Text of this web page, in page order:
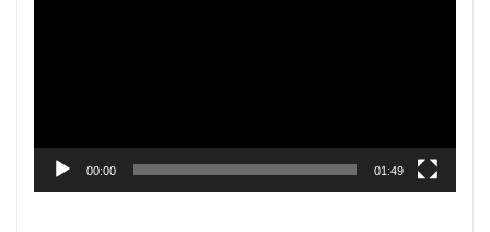
00:00 01:49